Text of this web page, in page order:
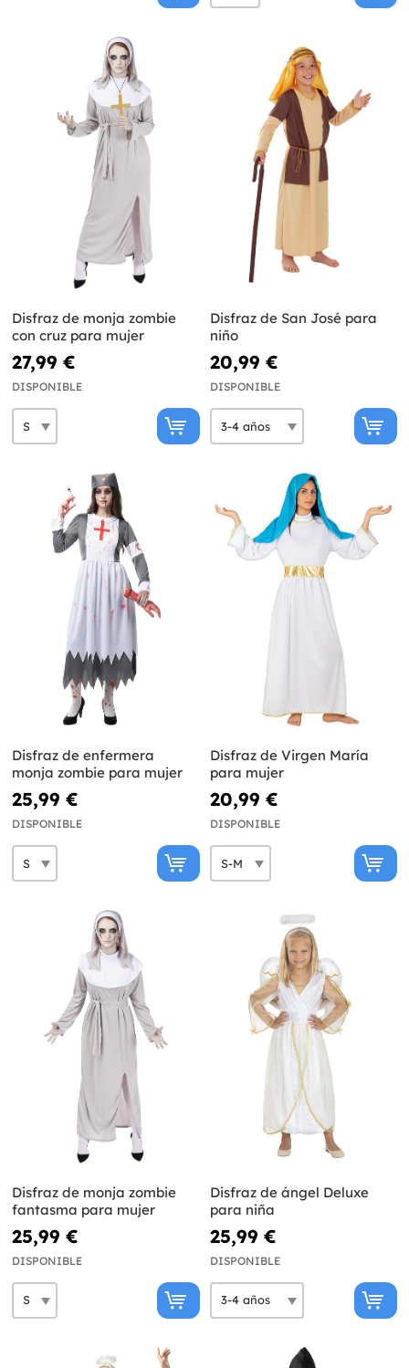
Disfraz de monja zombie
con cruz para mujer
27,99 €
DISPONIBLE
Disfraz de San José para
niño
20,99 €
DISPONIBLE
Disfraz de enfermera
monja zombie para mujer
25,99 €
DISPONIBLE
Disfraz de Virgen María
para mujer
20,99 €
DISPONIBLE
Disfraz de monja zombie
fantasma para mujer
25,99 €
DISPONIBLE
Disfraz de ángel Deluxe
para niña
25,99 €
DISPONIBLE